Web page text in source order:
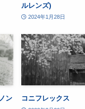
ルレンズ)
2024年1月28日
ン
コニフレックス